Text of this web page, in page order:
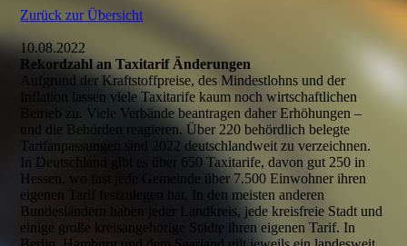
Zurück zur Übersicht
10.08.2022
Rekordzahl an Taxitarif Änderungen
Aufgrund der Kraftstoffpreise, des Mindestlohns und der
Inflation lassen viele Taxitarife kaum noch wirtschaftlichen
Betrieb zu. Viele Verbände beantragen daher Erhöhungen –
und die Behörden reagieren. Über 220 behördlich belegte
Tarifanpassungen sind 2022 deutschlandweit zu verzeichnen.
In Deutschland gibt es über 650 Taxitarife, davon gut 250 in
Hessen, wo fast jede Gemeinde über 7.500 Einwohner ihren
eigenen Tarif festzulegen hat. In den meisten anderen
Bundesländern haben jeder Landkreis, jede kreisfreie Stadt und
einige große kreisangehörige Städte ihren eigenen Tarif. In